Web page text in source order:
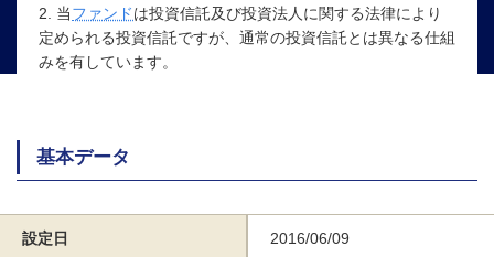
2. 当ファンドは投資信託及び投資法人に関する法律により
定められる投資信託ですが、通常の投資信託とは異なる仕組
みを有しています。
基本データ
設定日 2016/06/09